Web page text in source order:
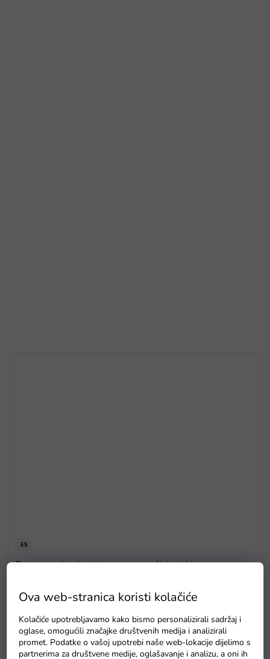
Ova web-stranica koristi kolačiće
Kolačiće upotrebljavamo kako bismo personalizirali sadržaj i
oglase, omogućili značajke društvenih medija i analizirali
promet. Podatke o vašoj upotrebi naše web-lokacije dijelimo s
partnerima za društvene medije, oglašavanje i analizu, a oni ih
E5
Drvene puzzle s brojevima magnetna šipka i ribice